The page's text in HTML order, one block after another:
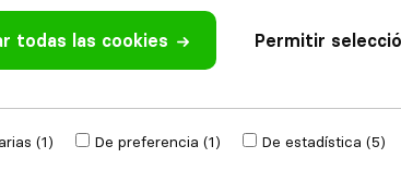
una valoración
todas las cookies Permitir
(1) De preferencia (1)
De estadística (5)